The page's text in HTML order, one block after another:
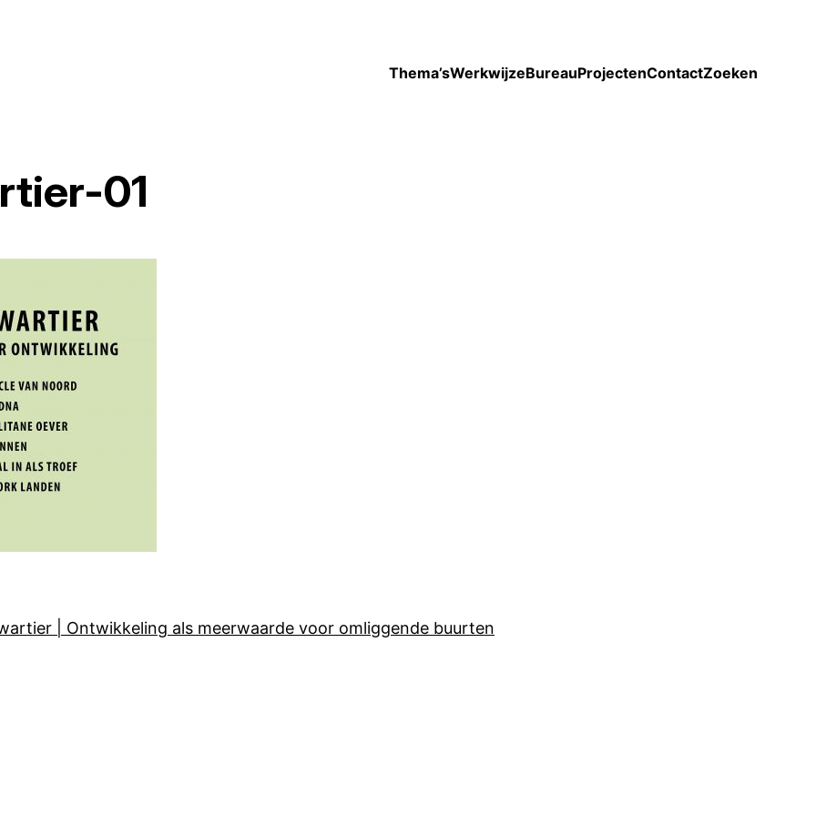
Thema’sWerkwijzeBureauProjectenContactZoeken
01
| Ontwikkeling als meerwaarde voor omliggende buurten